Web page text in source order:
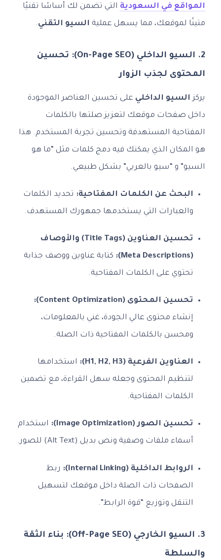
المواقع في السعودية التي تضمن لك أساسًا تقنيًا
متينًا لموقعك، مما يسهل عملية السيو التقني.
2. السيو الداخلي (On-Page SEO): تحسين
المحتوى لجذب الزوار
يركز السيو الداخلي على تحسين العناصر الموجودة
داخل صفحات موقعك لتعزيز صلتها بالكلمات
المفتاحية المستهدفة وتحسين تجربة المستخدم. هذا
هو المكان الذي يمكنك فيه دمج كلمات مثل “ما هو
السيو” و “سيو بالعربي” بشكل طبيعي.
البحث عن الكلمات المفتاحية: تحديد الكلمات
والعبارات التي يستخدمها جمهورك المستهدف.
تحسين العناوين (Title Tags) والأوصاف
(Meta Descriptions): كتابة عناوين ووصف جذابة
تحتوي على الكلمات المفتاحية.
تحسين المحتوى (Content Optimization):
إنشاء محتوى عالي الجودة، غني بالمعلومات،
ومحسن بالكلمات المفتاحية ذات الصلة.
العناوين الفرعية (H1, H2, H3): استخدامها
لتنظيم المحتوى وجعله سهل القراءة، مع تضمين
الكلمات المفتاحية.
تحسين الصور (Image Optimization): استخدام
أسماء ملفات وصفية ونص بديل (Alt Text) للصور.
الروابط الداخلية (Internal Linking): ربط
الصفحات ذات الصلة داخل موقعك لتسهيل
التنقل وتوزيع “قوة الرابط”.
3. السيو الخارجي (Off-Page SEO): بناء الثقة
والسلطة